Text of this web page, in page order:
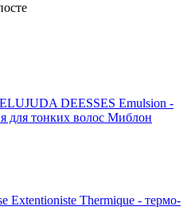
DEESSES Emulsion -
для тонких волос Миблон
Extentioniste Thermique - термо-